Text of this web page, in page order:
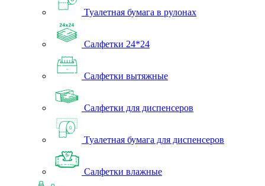
Туалетная бумага в рулонах
Салфетки 24*24
Салфетки вытяжные
Салфетки для диспенсеров
Туалетная бумага для диспенсеров
Салфетки влажные